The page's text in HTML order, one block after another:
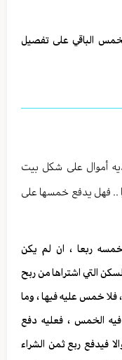
الباقي على تفصيل
أموال على شكل بيت
.. فهل يدفع خمسها على
خمسه ربعا ، ان لم يكن
التي اشتراها من ربح
خمس عليه فيها ، وما
الخمس ، فعليه دفع
فيدفع ربع ثمن الشراء